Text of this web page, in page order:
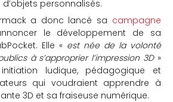
personnalisés.
a donc lancé sa campagne
le développement de sa
Elle « est née de la volonté
à s’approprier l’impression 3D»
ludique, pédagogique et
qui voudraient apprendre à
3D et sa fraiseuse numérique.